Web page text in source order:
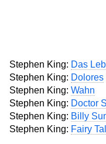
Stephen King: Das
Stephen King: Dolores
Stephen King: Wahn
Stephen King: Doctor
Stephen King: Billy
Stephen King: Fairy